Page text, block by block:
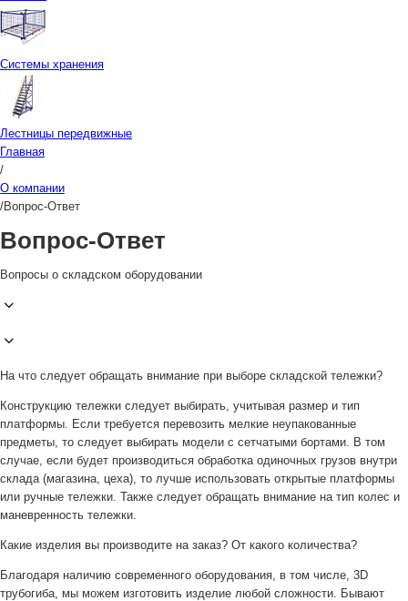
Системы хранения
Лестницы передвижные
Главная
/
О компании
/Вопрос-Ответ
Вопрос-Ответ
Вопросы о складском оборудовании
На что следует обращать внимание при выборе складской тележки?
Конструкцию тележки следует выбирать, учитывая размер и тип
платформы. Если требуется перевозить мелкие неупакованные
предметы, то следует выбирать модели с сетчатыми бортами. В том
случае, если будет производиться обработка одиночных грузов внутри
склада (магазина, цеха), то лучше использовать открытые платформы
или ручные тележки. Также следует обращать внимание на тип колес и
маневренность тележки.
Какие изделия вы производите на заказ? От какого количества?
Благодаря наличию современного оборудования, в том числе, 3D
трубогиба, мы можем изготовить изделие любой сложности. Бывают